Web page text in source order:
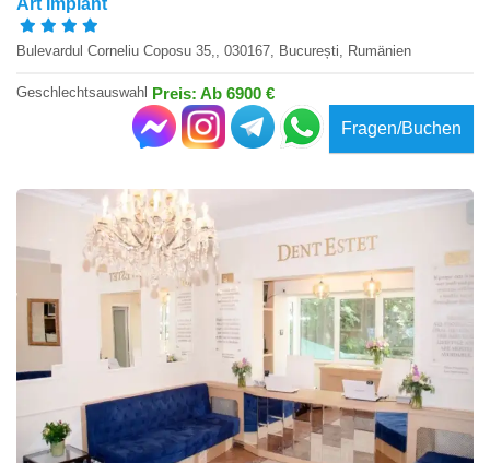
Art Implant
Bulevardul Corneliu Coposu 35,, 030167, București, Rumänien
Geschlechtsauswahl Preis: Ab 6900 €
Fragen/Buchen